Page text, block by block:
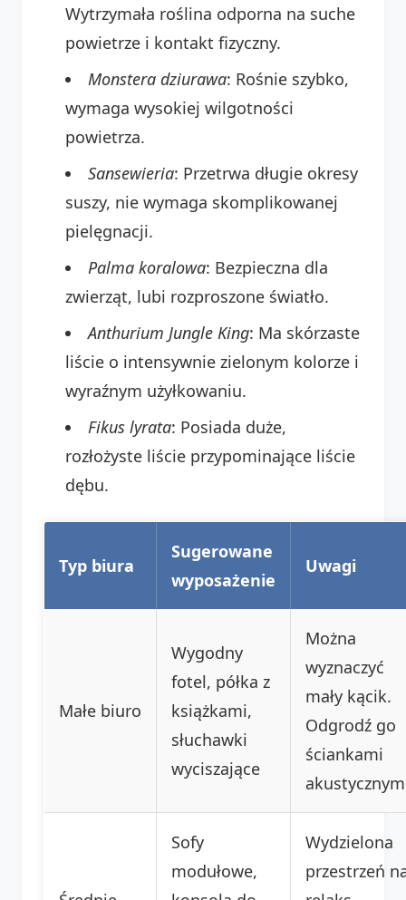
Wytrzymała roślina odporna na suche
powietrze i kontakt fizyczny.
Monstera dziurawa: Rośnie szybko,
wymaga wysokiej wilgotności
powietrza.
Sansewieria: Przetrwa długie okresy
suszy, nie wymaga skomplikowanej
pielęgnacji.
Palma koralowa: Bezpieczna dla
zwierząt, lubi rozproszone światło.
Anthurium Jungle King: Ma skórzaste
liście o intensywnie zielonym kolorze i
wyraźnym użyłkowaniu.
Fikus lyrata: Posiada duże,
rozłożyste liście przypominające liście
dębu.
Typ biura
Sugerowane
wyposażenie
Uwagi
Małe biuro
Wygodny
fotel, półka z
książkami,
słuchawki
wyciszające
Można
wyznaczyć
mały kącik.
Odgrodź go
ściankami
Sofy
modułowe,
Wydzielona
przestrzeń